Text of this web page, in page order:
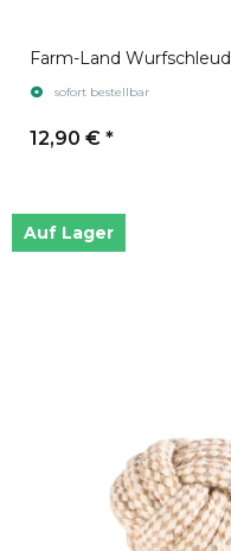
Farm-Land
sofort bestellbar
12,90 € *
Auf Lager